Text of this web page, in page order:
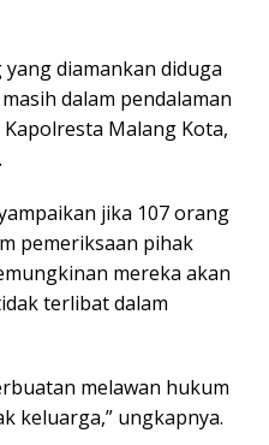
diamankan diduga
dalam pendalaman
Malang Kota,
jika 107 orang
pemeriksaan pihak
mereka akan
terlibat dalam
melawan hukum
keluarga,” ungkapnya.